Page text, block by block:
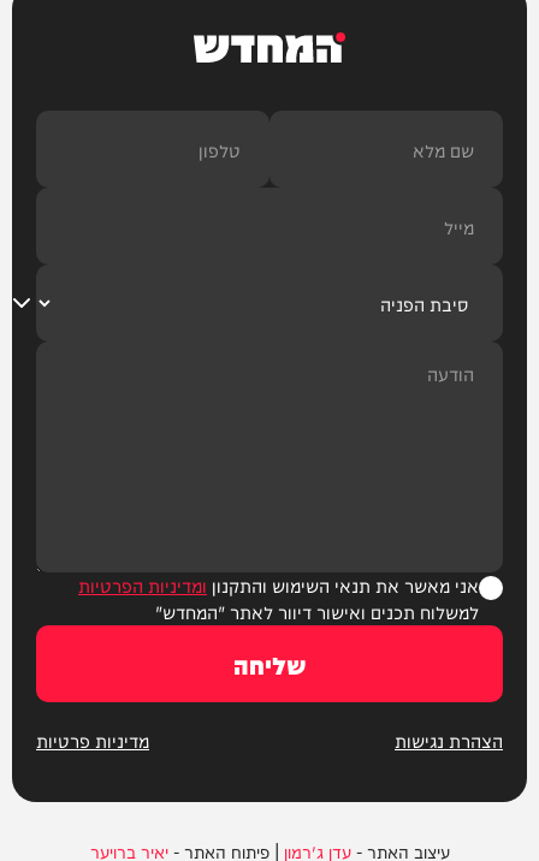
המחדש
אני מאשר את תנאי השימוש והתקנון ומדיניות הפרטיות
למשלוח תכנים ואישור דיוור לאתר "המחדש"
שליחה
הצהרת נגישות מדיניות פרטיות
עיצוב האתר -עדן ג'רמון | פיתוח האתר -יאיר ברויער